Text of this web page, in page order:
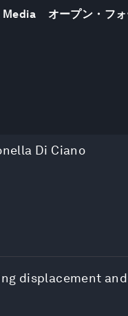
Media オープン・フ
Di Ciano
displacement